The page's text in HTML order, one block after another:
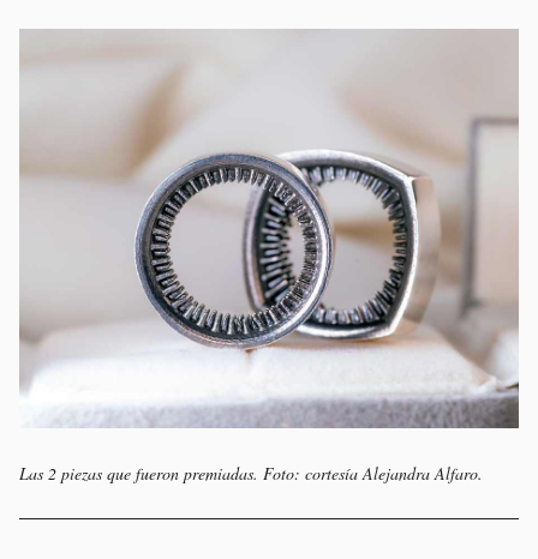
Las 2 piezas que fueron premiadas. Foto: cortesía Alejandra Alfaro.